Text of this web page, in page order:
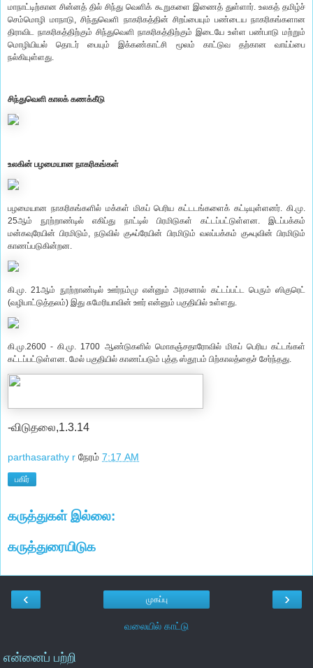
மாநாட்டிற்கான சின்னத் தில் சிந்து வெளிக் கூறுகளை இணைத் துள்ளார். உலகத் தமிழ்ச்
செம்மொழி மாநாடு, சிந்துவெளி நாகரிகத்தின் சிறப்பையும் பண்டைய நாகரிகங்களான
திராவிட நாகரிகத்திற்கும் சிந்துவெளி நாகரிகத்திற்கும் இடையே உள்ள பண்பாடு மற்றும்
மொழியியல் தொடர் பையும் இக்கண்காட்சி மூலம் காட்டுவ தற்கான வாய்ப்பை
நல்கியுள்ளது.
சிந்துவெளி காலக் கணக்கீடு
உலகின் பழமையான நாகரிகங்கள்
பழமையான நாகரிகங்களில் மக்கள் மிகப் பெரிய கட்டடங்களைக் கட்டியுள்ளனர். கி.மு.
25ஆம் நூற்றாண்டில் எகிப்து நாட்டில் பிரமிடுகள் கட்டப்பட்டுள்ளன. இடப்பக்கம்
மன்கவுரேயின் பிரமிடும், நடுவில் குஃப்ரேயின் பிரமிடும் வலப்பக்கம் குஃபுவின் பிரமிடும்
காணப்படுகின்றன.
கி.மு. 21ஆம் நூற்றாண்டில் ஊர்நம்மு என்னும் அரசனால் கட்டப்பட்ட பெரும் ஸிகுரெட்
(வழிபாட்டுத்தலம்) இது சுமேரியாவின் ஊர் என்னும் பகுதியில் உள்ளது.
கி.மு.2600 - கி.மு. 1700 ஆண்டுகளில் மொகஞ்சதாரோவில் மிகப் பெரிய கட்டங்கள்
கட்டப்பட்டுள்ளன. மேல் பகுதியில் காணப்படும் புத்த ஸ்தூபம் பிற்காலத்தைச் சேர்ந்தது.
-விடுதலை,1.3.14
parthasarathy r நேரம் 7:17 AM
பகிர்
கருத்துகள் இல்லை:
கருத்துரையிடுக
‹ ›
முகப்பு
வலையில் காட்டு
என்னைப் பற்றி